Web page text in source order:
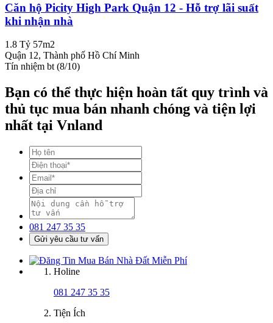
Căn hộ Picity High Park Quận 12 - Hỗ trợ lãi suất
khi nhận nhà
1.8 Tỷ 57m2
Quận 12, Thành phố Hồ Chí Minh
Tín nhiệm bt (8/10)
Bạn có thể thực hiện hoàn tất quy trình và
thủ tục mua bán nhanh chóng và tiện lợi
nhất tại Vnland
081 247 35 35
Gửi yêu cầu tư vấn
Holine
081 247 35 35
Tiện Ích